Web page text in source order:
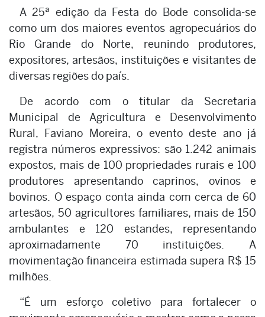
A 25ª edição da Festa do Bode consolida-se
como um dos maiores eventos agropecuários do
Rio Grande do Norte, reunindo produtores,
expositores, artesãos, instituições e visitantes de
diversas regiões do país.
De acordo com o titular da Secretaria
Municipal de Agricultura e Desenvolvimento
Rural, Faviano Moreira, o evento deste ano já
registra números expressivos: são 1.242 animais
expostos, mais de 100 propriedades rurais e 100
produtores apresentando caprinos, ovinos e
bovinos. O espaço conta ainda com cerca de 60
artesãos, 50 agricultores familiares, mais de 150
ambulantes e 120 estandes, representando
aproximadamente 70 instituições. A
movimentação financeira estimada supera R$ 15
milhões.
“É um esforço coletivo para fortalecer o